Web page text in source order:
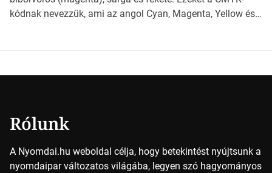
jövőben. Bevezetés a papírméretek világába A […]
kódnak nevezzük, ami az angol Cyan, Magenta, Yellow és
Rólunk
A Nyomdai.hu weboldal célja, hogy betekintést nyújtsunk a
nyomdaipar változatos világába, legyen szó hagyományos